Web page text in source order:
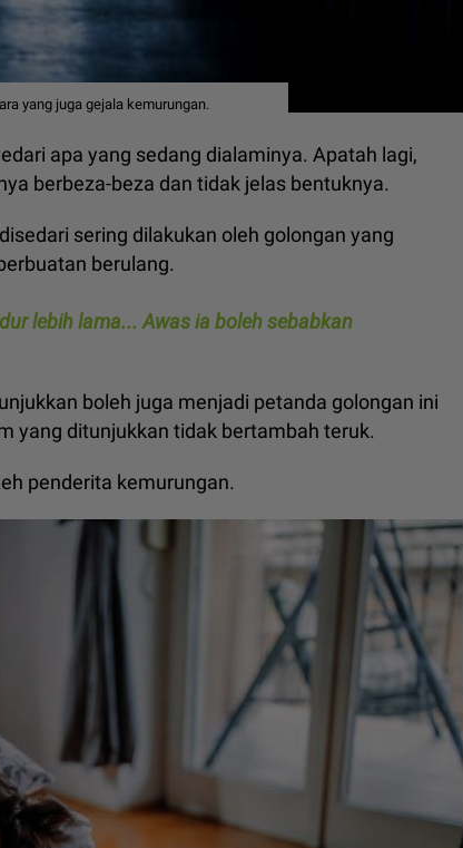
yang juga gejala kemurungan.
apa yang sedang dialaminya. Apatah lagi,
berbeza-beza dan tidak jelas bentuknya.
sering dilakukan oleh golongan yang
berulang.
lebih lama... Awas ia boleh sebabkan
boleh juga menjadi petanda golongan ini
yang ditunjukkan tidak bertambah teruk.
penderita kemurungan.